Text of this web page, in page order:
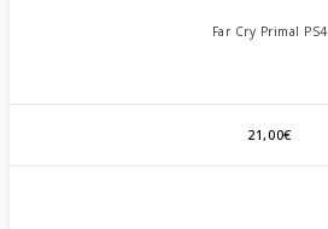
Far Cry Primal PS4
21,00€